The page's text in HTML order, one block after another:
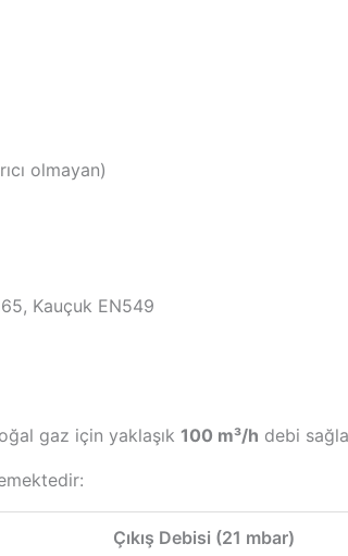
olmayan)
Kauçuk EN549
gaz için yaklaşık 100 m³/h debi
Çıkış Debisi (21 mbar)